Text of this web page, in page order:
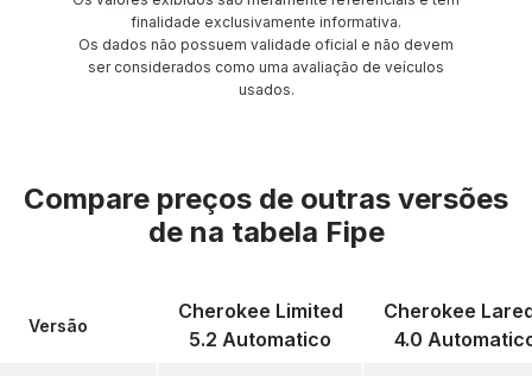
finalidade exclusivamente informativa.
Os dados não possuem validade oficial e não devem
ser considerados como uma avaliação de veículos
usados.
Compare preços de outras versões
de na tabela Fipe
Versão
Cherokee Limited
5.2 Automatico
Cherokee
4.0